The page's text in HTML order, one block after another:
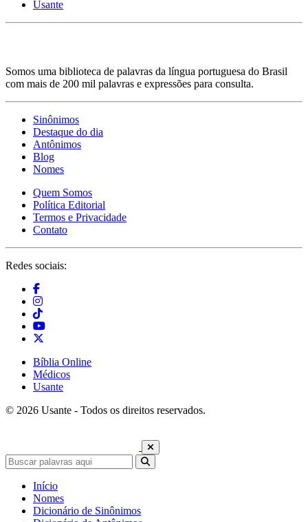
Usante
Somos uma biblioteca de palavras da língua portuguesa do Brasil
com mais de 200 mil palavras e expressões para consulta.
Sinônimos
Destaque do dia
Antônimos
Blog
Nomes
Quem Somos
Política Editorial
Termos e Privacidade
Contato
Redes sociais:
Bíblia Online
Médicos
Usante
© 2026 Usante - Todos os direitos reservados.
Início
Nomes
Dicionário de Sinônimos